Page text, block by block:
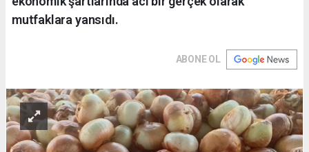
mutfaklara yansıdı.
ABONE OL